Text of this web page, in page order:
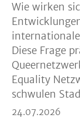
Wie wirken
Diese Frage
Equality
schwulen
24.07.2026